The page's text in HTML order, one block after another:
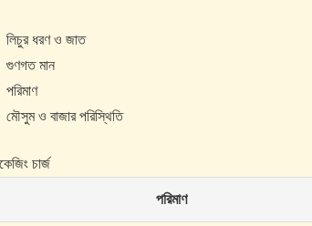
লিচুর ধরণ ও জাত
গুণগত মান
পরিমাণ
মৌসুম ও বাজার পরিস্থিতি
চার্জ
পরিমাণ